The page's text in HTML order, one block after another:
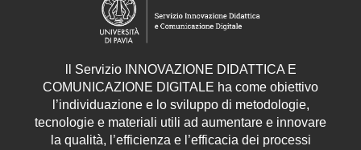
Servizio INNOVAZIONE DIDATTICA E
COMUNICAZIONE DIGITALE ha come obiettivo
l’individuazione e lo sviluppo di metodologie,
tecnologie e materiali utili ad aumentare e innovare
la qualità, l’efficienza e l’efficacia dei processi